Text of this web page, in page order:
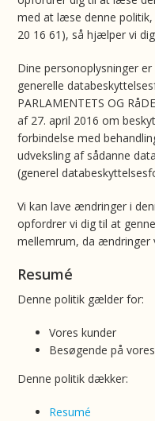
med at læse denne
20 16 61), så hjælper vi
Dine personoplysninger
generelle
PARLAMENTETS OG
af 27. april 2016 om
forbindelse med
udveksling af sådanne
(generel
Vi kan lave ændringer i
opfordrer vi dig til at
mellemrum, da ændringer
Resumé
Denne politik gælder for:
Vores kunder
Besøgende på
Denne politik dækker:
Resumé